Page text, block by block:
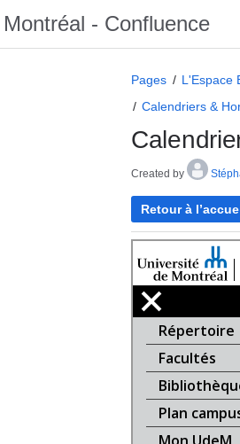
Pages
L'Espace
Calendriers &
Created by
Retour à